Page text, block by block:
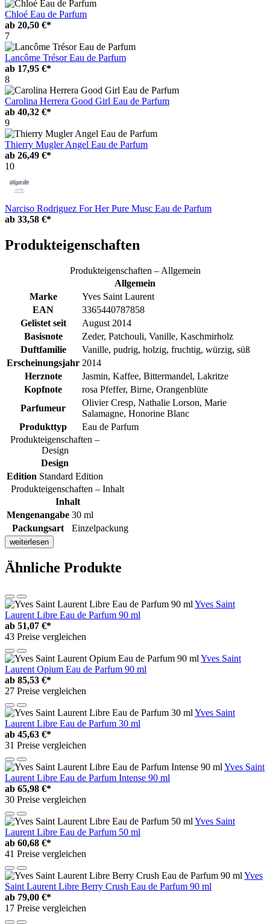
Chloé Eau de Parfum
ab 20,50 €*
7
Lancôme Trésor Eau de Parfum
ab 17,95 €*
8
Carolina Herrera Good Girl Eau de Parfum
ab 40,32 €*
9
Thierry Mugler Angel Eau de Parfum
ab 26,49 €*
10
Narciso Rodriguez For Her Pure Musc Eau de Parfum
ab 33,58 €*
Produkteigenschaften
Produkteigenschaften – Allgemein
Allgemein
Marke
Yves Saint Laurent
EAN
3365440787858
Gelistet seit
August 2014
Basisnote
Zeder, Patchouli, Vanille, Kaschmirholz
Duftfamilie
Vanille, pudrig, holzig, fruchtig, würzig, süß
Erscheinungsjahr 2014
Herznote
Jasmin, Kaffee, Bittermandel, Lakritze
Kopfnote
rosa Pfeffer, Birne, Orangenblüte
Parfumeur
Olivier Cresp, Nathalie Lorson, Marie
Salamagne, Honorine Blanc
Produkttyp
Eau de Parfum
Produkteigenschaften –
Design
Design
Edition Standard Edition
Produkteigenschaften – Inhalt
Inhalt
Mengenangabe 30 ml
Packungsart
Einzelpackung
weiterlesen
Ähnliche Produkte
Yves Saint
Laurent Libre Eau de Parfum 90 ml
ab 51,07 €*
43 Preise vergleichen
Yves Saint
Laurent Opium Eau de Parfum 90 ml
ab 85,53 €*
27 Preise vergleichen
Yves Saint
Laurent Libre Eau de Parfum 30 ml
ab 45,63 €*
31 Preise vergleichen
Yves Saint
Laurent Libre Eau de Parfum Intense 90 ml
ab 65,98 €*
30 Preise vergleichen
Yves Saint
Laurent Libre Eau de Parfum 50 ml
ab 60,68 €*
41 Preise vergleichen
Yves
Saint Laurent Libre Berry Crush Eau de Parfum 90 ml
ab 79,00 €*
17 Preise vergleichen